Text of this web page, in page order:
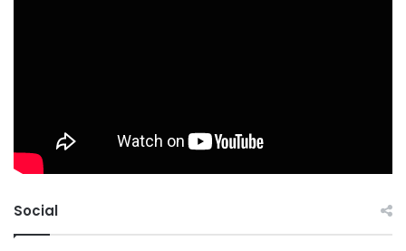
Social